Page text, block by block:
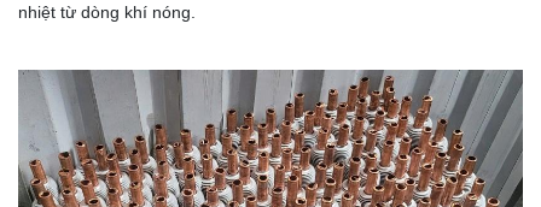
nhiệt từ dòng khí nóng.